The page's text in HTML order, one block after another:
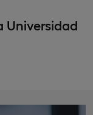
Universidad